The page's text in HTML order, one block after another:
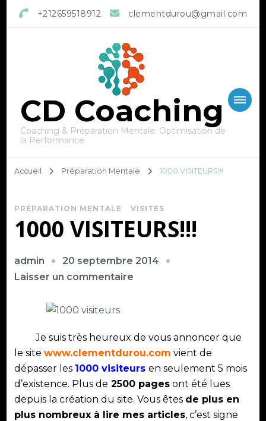
+212659518912 clementdurou@gmail.com
CD Coaching
Coaching & Préparation Mentale: Optimisation de
la Performance
Accueil Préparation Mentale 1000 VISITEURS!!!
PRÉPARATION MENTALE VISITES
1000 VISITEURS!!!
admin
20 septembre 2014
Laisser un commentairesur
Je suis très heureux de vous annoncer que
le site www.clementdurou.com vient de
dépasser les 1000 visiteurs en seulement 5 mois
d’existence. Plus de 2500 pagesont été lues
depuis la création du site. Vous êtes de plus en
plus nombreux à lire mes articles, c’est signe